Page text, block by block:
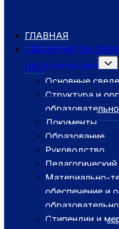
ГЛАВНАЯ
СВЕДЕНИЯ ОБ
ОРГАНИЗАЦИИ
Основные
Структура и
Документы
Образование
Руководство
Материально-
обеспечение и
Стипендии и